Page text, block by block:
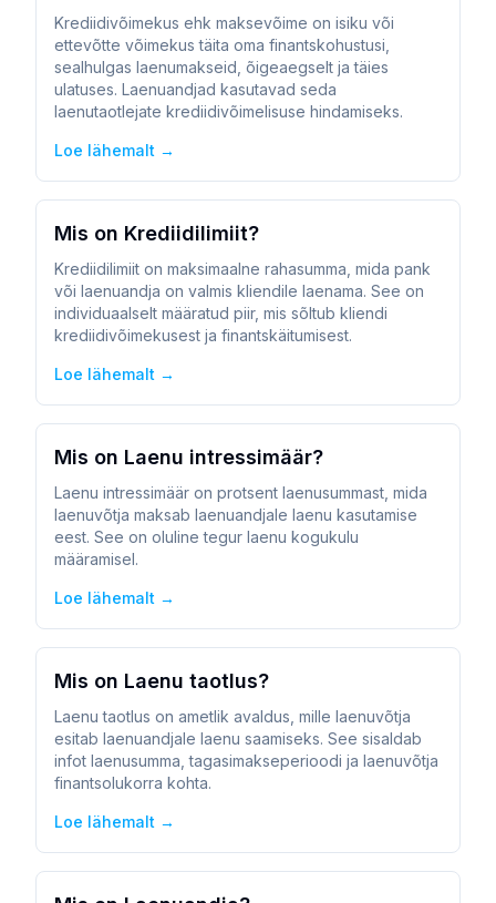
Krediidivõimekus ehk maksevõime on isiku või
ettevõtte võimekus täita oma finantskohustusi,
sealhulgas laenumakseid, õigeaegselt ja täies
ulatuses. Laenuandjad kasutavad seda
laenutaotlejate krediidivõimelisuse hindamiseks.
Loe lähemalt →
Mis on Krediidilimiit?
Krediidilimiit on maksimaalne rahasumma, mida pank
või laenuandja on valmis kliendile laenama. See on
individuaalselt määratud piir, mis sõltub kliendi
krediidivõimekusest ja finantskäitumisest.
Loe lähemalt →
Mis on Laenu intressimäär?
Laenu intressimäär on protsent laenusummast, mida
laenuvõtja maksab laenuandjale laenu kasutamise
eest. See on oluline tegur laenu kogukulu
määramisel.
Loe lähemalt →
Mis on Laenu taotlus?
Laenu taotlus on ametlik avaldus, mille laenuvõtja
esitab laenuandjale laenu saamiseks. See sisaldab
infot laenusumma, tagasimakseperioodi ja laenuvõtja
finantsolukorra kohta.
Loe lähemalt →